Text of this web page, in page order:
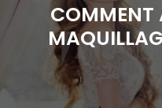
COMMENT